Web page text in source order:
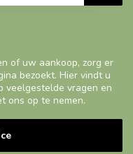
of uw aankoop, zorg er
bezoekt. Hier vindt u
veelgestelde vragen en
ons op te nemen.